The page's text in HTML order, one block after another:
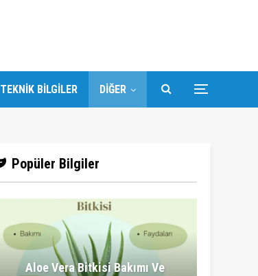
TEKNIK BILGILER DIĞER
Popüler Bilgiler
Aloe Vera Bitkisi Bakımı Ve